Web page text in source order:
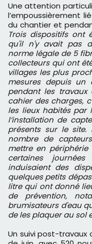
Une attention
l’empoussièrement
du chantier et
Trois dispositifs ont
qu'il n'y avait pas
norme légale de 5
collecteurs qui ont
villages les plus
mesures depuis
pendant les
cahier des charges,
les lieux habités par
l’installation de
présents sur le site.
nombre de
mettre en
certaines
induisaient des
quelques petits
litre qui ont donné
de prévention,
brumisateurs d'eau
de les plaquer au sol
Un suivi post-